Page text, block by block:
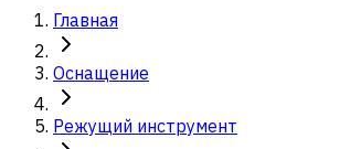
Главная
Оснащение
Режущий инструмент